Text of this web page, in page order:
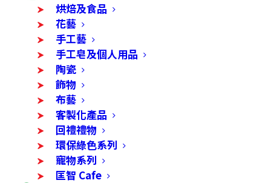
烘焙及食品
花藝
手工藝
手工皂及個人用品
陶瓷
飾物
布藝
客製化產品
回禮禮物
環保綠色系列
寵物系列
匡智 Cafe